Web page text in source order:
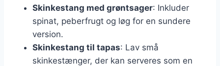
Skinkestang med grøntsager: Inkluder
spinat, peberfrugt og løg for en sundere
version.
Skinkestang til tapas: Lav små
skinkestænger, der kan serveres som en